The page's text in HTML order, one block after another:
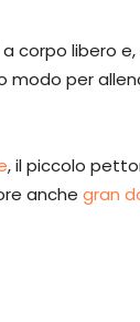
corpo libero
modo per
, il piccolo
anche gran